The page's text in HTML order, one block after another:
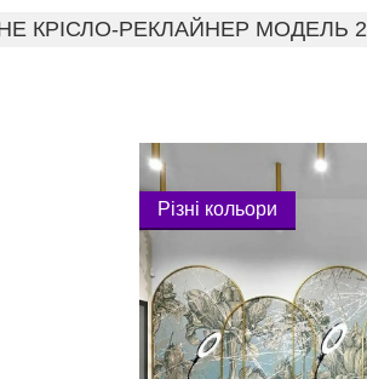
КРІСЛО-РЕКЛАЙНЕР МОДЕЛЬ 2
Різні кольори